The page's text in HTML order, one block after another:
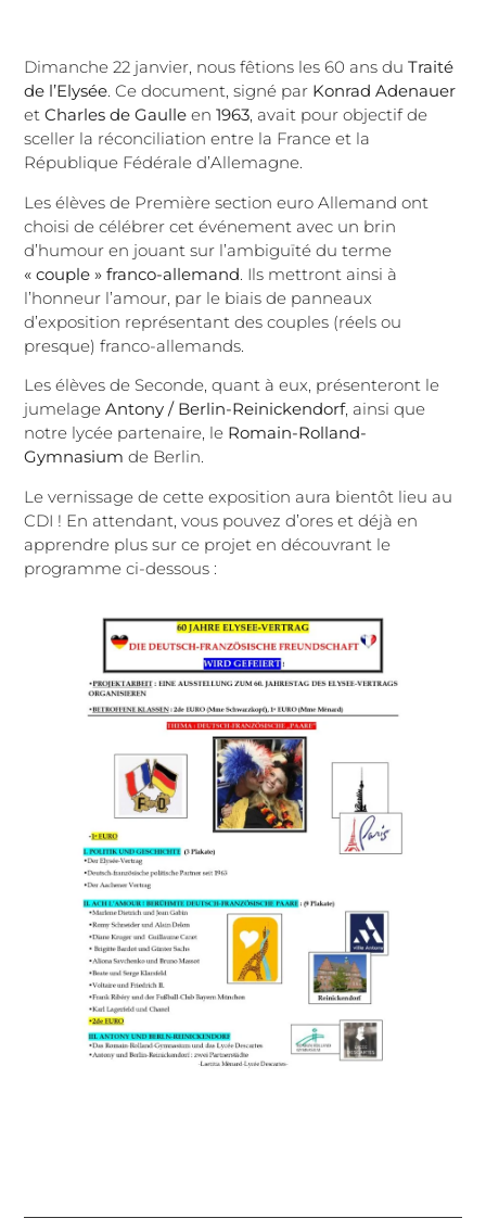
Dimanche 22 janvier, nous fêtions les 60 ans duTraité
de l’Elysée. Ce document, signé par Konrad Adenauer
etCharles de Gaulle en1963, avait pour objectif de
sceller la réconciliation entre la France et la
République Fédérale d’Allemagne.
Les élèves de Première section euro Allemand ont
choisi de célébrer cet événement avec un brin
d’humour en jouant sur l’ambiguïté du terme
« couple » franco-allemand. Ils mettront ainsi à
l’honneur l’amour, par le biais de panneaux
d’exposition représentant des couples (réels ou
presque) franco-allemands.
Les élèves de Seconde, quant à eux, présenteront le
jumelageAntony / Berlin-Reinickendorf, ainsi que
notre lycée partenaire, le Romain-Rolland-
Gymnasium de Berlin.
Le vernissage de cette exposition aura bientôt lieu au
CDI ! En attendant, vous pouvez d’ores et déjà en
apprendre plus sur ce projet en découvrant le
programme ci-dessous :